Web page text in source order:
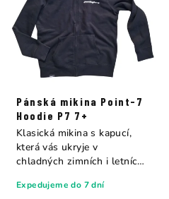
Pánská mikina Point-7
Hoodie P7 7+
Expedujeme do 7 dní
Klasická mikina s kapucí,
která vás ukryje v
chladných zimních i letních